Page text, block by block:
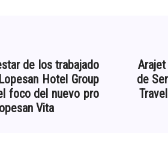
de los trabajado
Hotel Group
foco del nuevo pro
Vita
de